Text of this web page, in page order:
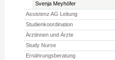
Svenja Meyhöfer
Assistenz AG Leitung
Studienkoordination
Ärztinnen und Ärzte
Study Nurse
Ernährungsberatung